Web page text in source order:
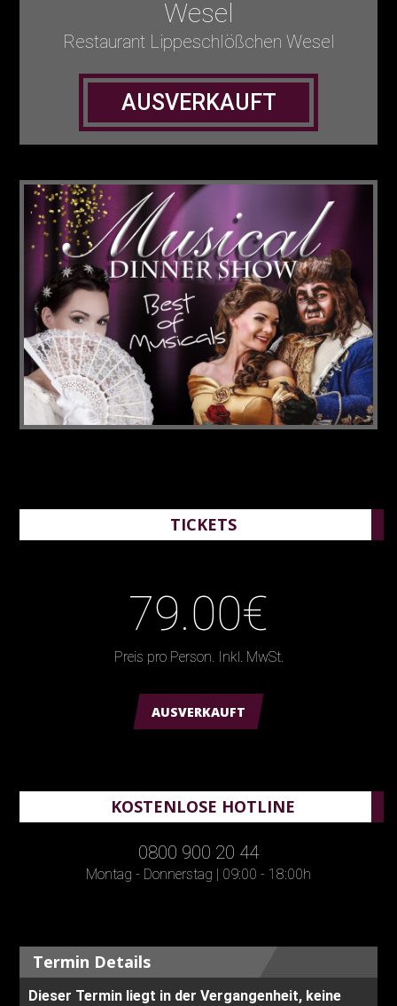
Wesel
Restaurant Lippeschlößchen Wesel
AUSVERKAUFT
TICKETS
79.00€
Preis pro Person. Inkl. MwSt.
AUSVERKAUFT
KOSTENLOSE HOTLINE
0800 900 20 44
Montag - Donnerstag | 09:00 - 18:00h
Termin Details
Dieser Termin liegt in der Vergangenheit, keine